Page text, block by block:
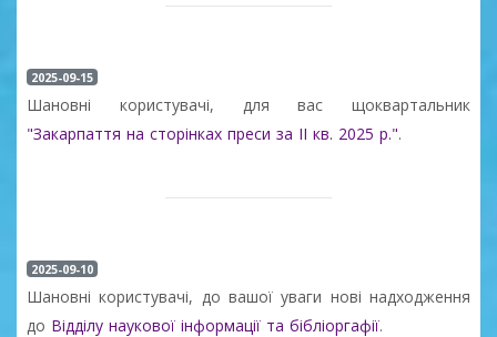
2025-09-15
Шановні користувачі, для вас щоквартальник
"Закарпаття на сторінках преси за ІІ кв. 2025 р.".
2025-09-10
Шановні користувачі, до вашої уваги нові надходження
до Відділу наукової інформації та бібліоргафії.